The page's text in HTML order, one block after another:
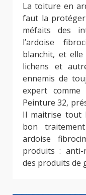
La toiture en
faut la
méfaits des
l’ardoise
blanchit, et
lichens et
ennemis de
expert comme
Peinture 32,
Il maitrise tout
bon
ardoise
produits : anti-
des produits de